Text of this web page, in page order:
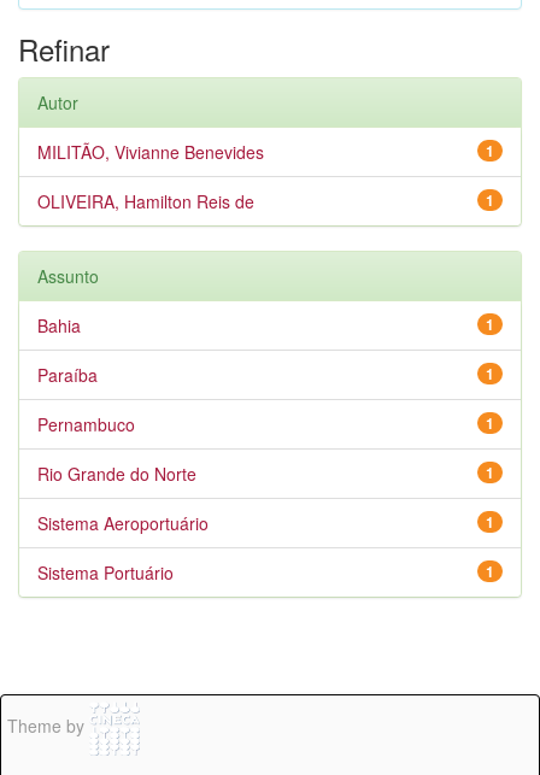
Refinar
Autor
1
MILITÃO, Vivianne Benevides
1
OLIVEIRA, Hamilton Reis de
Assunto
1
Bahia
1
Paraíba
1
Pernambuco
1
Rio Grande do Norte
1
Sistema Aeroportuário
1
Sistema Portuário
Theme by